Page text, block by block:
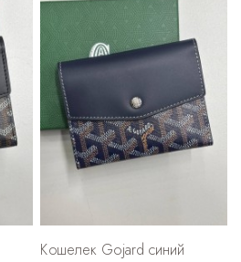
Кошелек Gojard синий